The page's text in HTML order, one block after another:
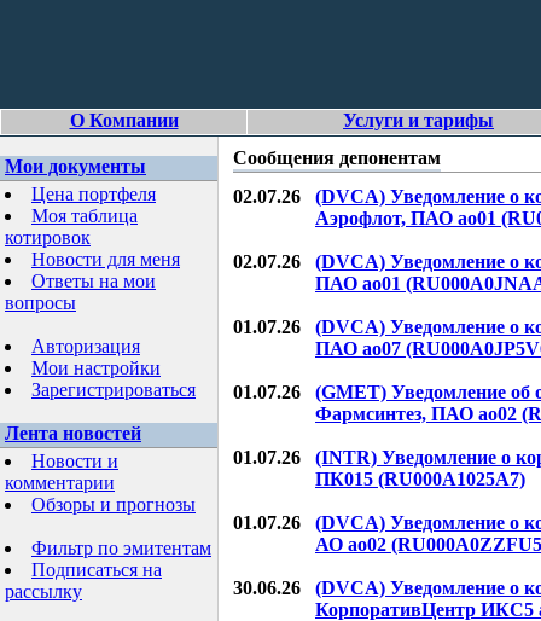
О Компании Услуги и тарифы
Мои документы
Цена портфеля
Моя таблица
котировок
Новости для меня
Ответы на мои
вопросы
Авторизация
Мои настройки
Зарегистрироваться
Лента новостей
Новости и
комментарии
Обзоры и прогнозы
Фильтр по эмитентам
Подписаться на
рассылку
Сообщения депонентам
02.07.26 (DVCA) Уведомление о
Аэрофлот, ПАО ао01
02.07.26
(DVCA) Уведомление о
ПАО ао01
01.07.26
(DVCA) Уведомление о
ПАО ао07
01.07.26
(GMET) Уведомление об
Фармсинтез, ПАО ао02
01.07.26
(INTR) Уведомление о
ПК015 (RU000A1025A7)
01.07.26
(DVCA) Уведомление о
АО ао02
30.06.26
(DVCA) Уведомление о
КорпоративЦентр ИКС5